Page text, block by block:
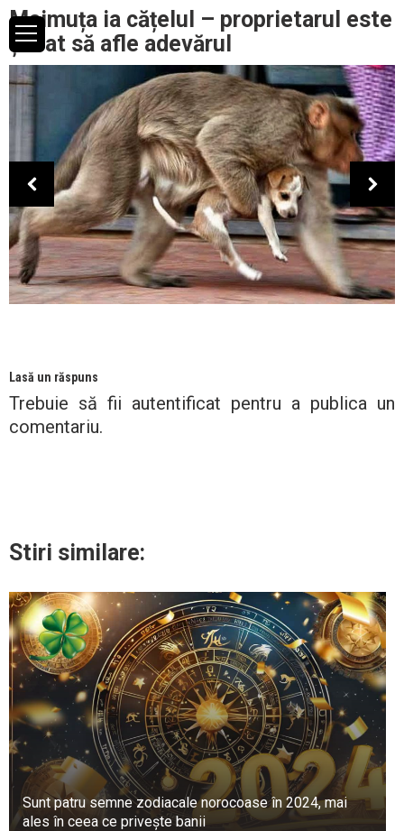
Maimuța ia cățelul – proprietarul este
șocat să afle adevărul
Lasă un răspuns
Trebuie să fii autentificat pentru a publica un
comentariu.
Stiri similare:
Sunt patru semne zodiacale norocoase în 2024, mai
ales în ceea ce privește banii